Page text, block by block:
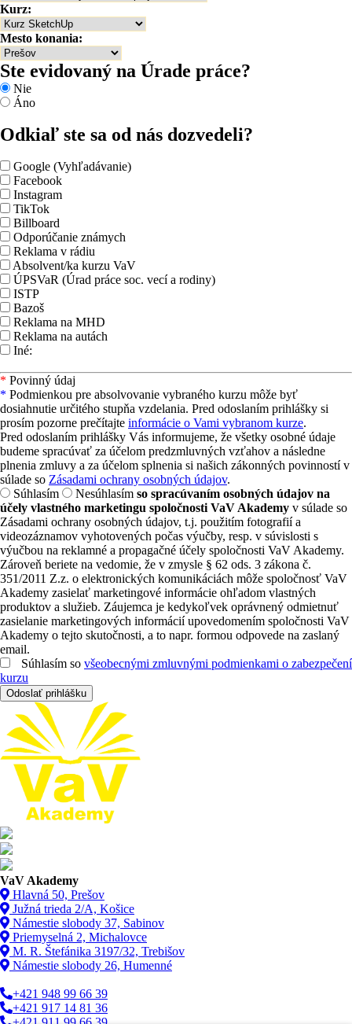
Kurz:
Mesto konania:
Ste evidovaný na Úrade práce?
Nie
Áno
Odkiaľ ste sa od nás dozvedeli?
Google (Vyhľadávanie)
Facebook
Instagram
TikTok
Billboard
Odporúčanie známych
Reklama v rádiu
Absolvent/ka kurzu VaV
ÚPSVaR (Úrad práce soc. vecí a rodiny)
ISTP
Bazoš
Reklama na MHD
Reklama na autách
Iné:
* Povinný údaj
* Podmienkou pre absolvovanie vybraného kurzu môže byť
dosiahnutie určitého stupňa vzdelania. Pred odoslaním prihlášky si
prosím pozorne prečítajte informácie o Vami vybranom kurze.
Pred odoslaním prihlášky Vás informujeme, že všetky osobné údaje
budeme spracúvať za účelom predzmluvných vzťahov a následne
plnenia zmluvy a za účelom splnenia si našich zákonných povinností v
súlade so Zásadami ochrany osobných údajov.
Súhlasím
Nesúhlasím so spracúvaním osobných údajov na
účely vlastného marketingu spoločnosti VaV Akademy v súlade so
Zásadami ochrany osobných údajov, t.j. použitím fotografií a
videozáznamov vyhotovených počas výučby, resp. v súvislosti s
výučbou na reklamné a propagačné účely spoločnosti VaV Akademy.
Zároveň beriete na vedomie, že v zmysle § 62 ods. 3 zákona č.
351/2011 Z.z. o elektronických komunikáciách môže spoločnosť VaV
Akademy zasielať marketingové informácie ohľadom vlastných
produktov a služieb. Záujemca je kedykoľvek oprávnený odmietnuť
zasielanie marketingových informácií upovedomením spoločnosti VaV
Akademy o tejto skutočnosti, a to napr. formou odpovede na zaslaný
email.
Súhlasím so všeobecnými zmluvnými podmienkami o zabezpečení
kurzu
Odoslať prihlášku
VaV Akademy
Hlavná 50, Prešov
Južná trieda 2/A, Košice
Námestie slobody 37, Sabinov
Priemyselná 2, Michalovce
M. R. Štefánika 3197/32, Trebišov
Námestie slobody 26, Humenné
+421 948 99 66 39
+421 917 14 81 36